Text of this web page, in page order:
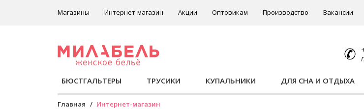
Магазины Интернет-магазин Акции Оптовикам Производство Вакансии
БЮСТГАЛЬТЕРЫ ТРУСИКИ КУПАЛЬНИКИ ДЛЯ СНА И ОТДЫХА
Главная Интернет-магазин